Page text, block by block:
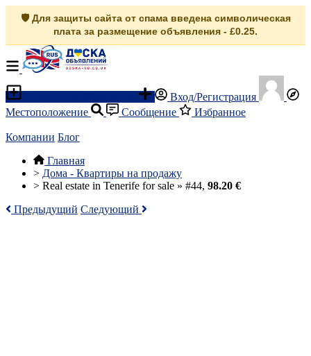
🛡️ Для защиты сайта от спама введена символическая
плата за размещение объявления - £0.25.
Вход/Регистрация
Местоположение
Сообщение Избранное
Компании Блог
Главная
> Дома - Квартиры на продажу
> Real estate in Tenerife for sale » #44, 98.20 €
Предыдущий Следующий